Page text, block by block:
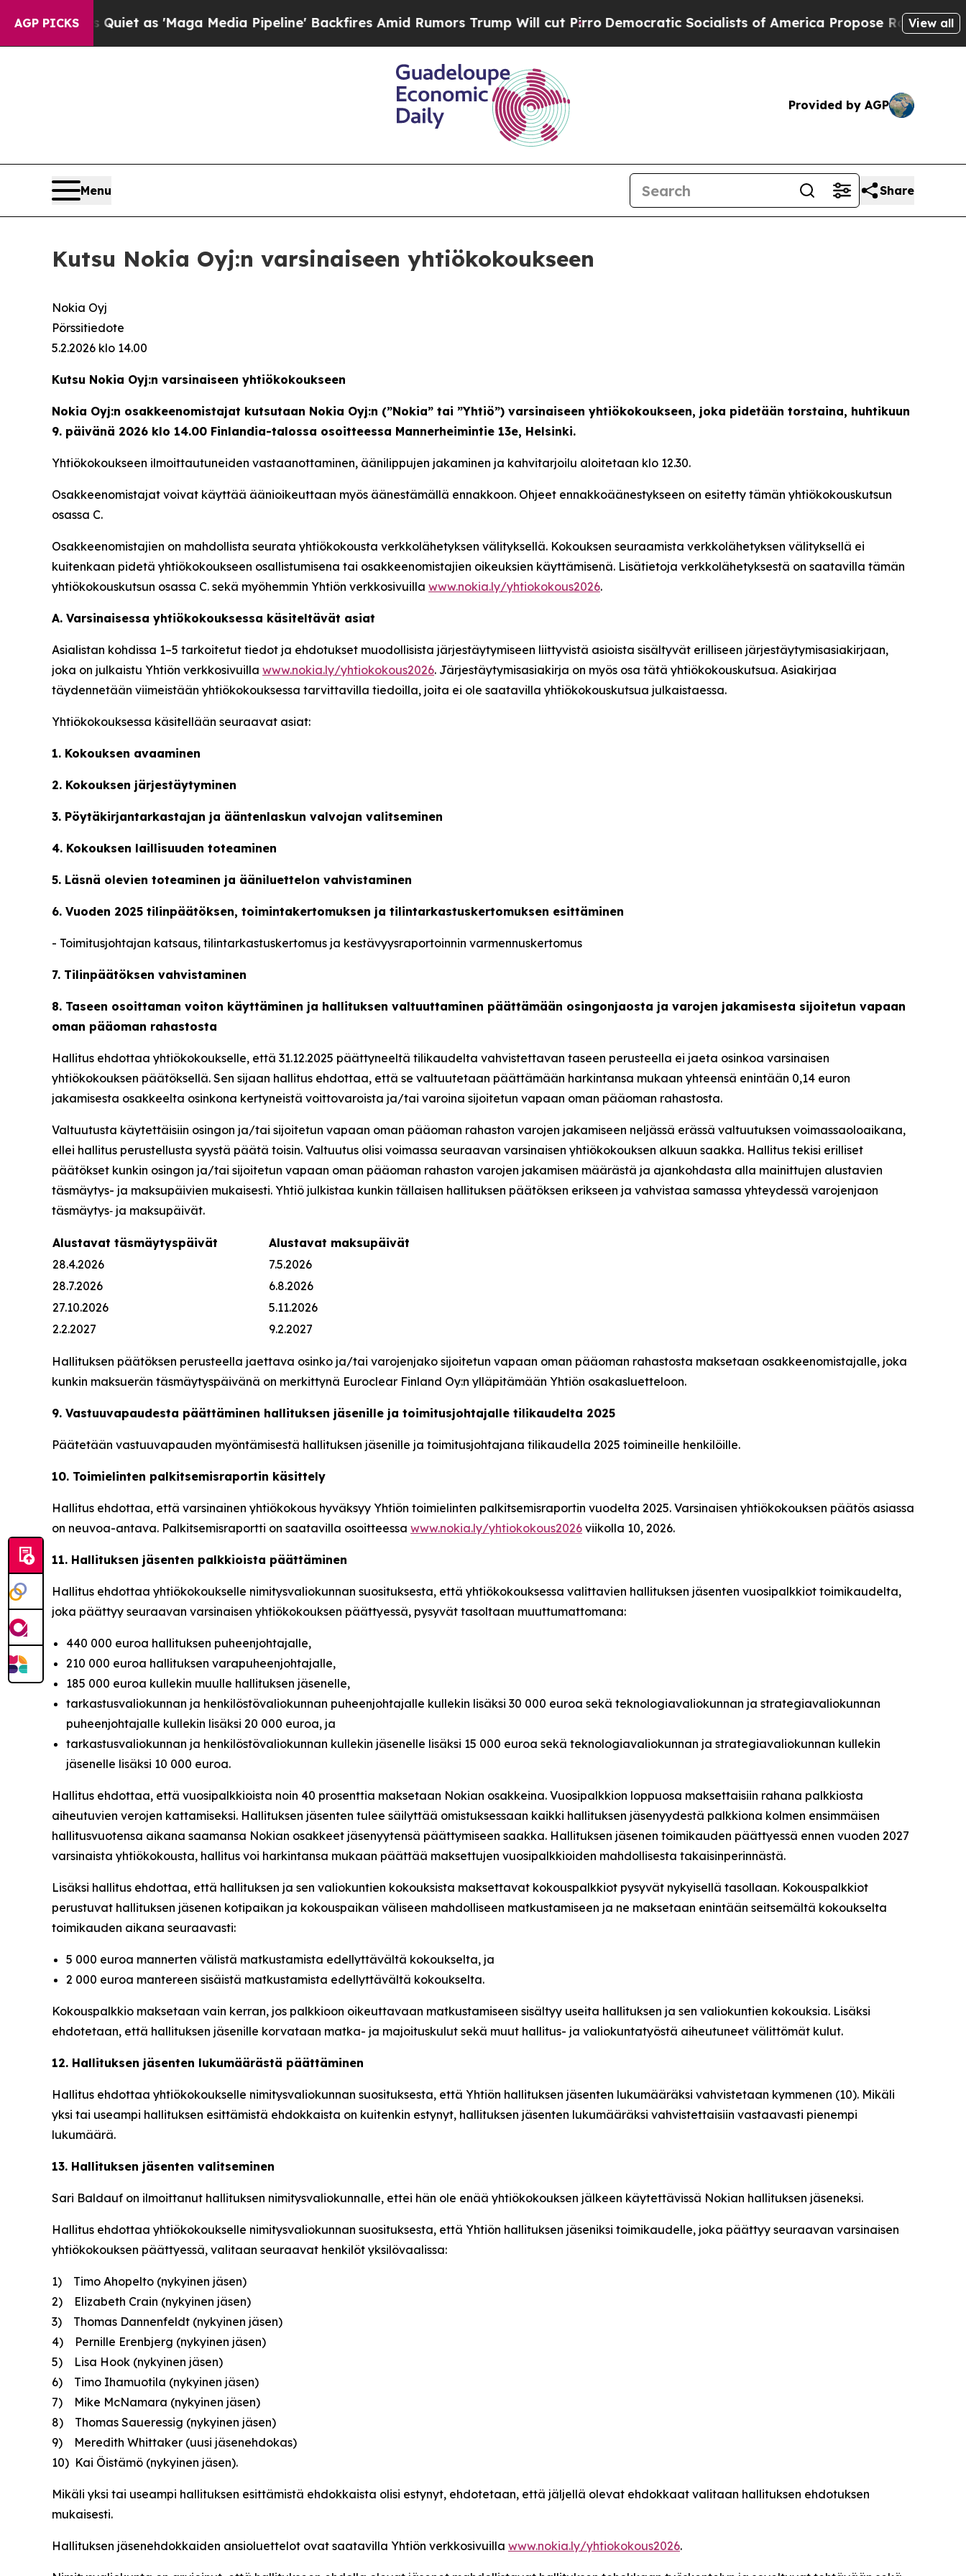
AGP PICKS
Quiet as 'Maga Media Pipeline' Backfires Amid Rumors Trump Will cut PirroDemocratic Socialists of America Propose Radical Overhaul of US
View all
Provided by AGP
Menu Share
Kutsu Nokia Oyj:n varsinaiseen yhtiökokoukseen
Nokia Oyj
Pörssitiedote
5.2.2026 klo 14.00
Kutsu Nokia Oyj:n varsinaiseen yhtiökokoukseen
Nokia Oyj:n osakkeenomistajat kutsutaan Nokia Oyj:n (”Nokia” tai ”Yhtiö”) varsinaiseen yhtiökokoukseen, joka pidetään torstaina, huhtikuun
9. päivänä 2026 klo 14.00 Finlandia-talossa osoitteessa Mannerheimintie 13e, Helsinki.
Yhtiökokoukseen ilmoittautuneiden vastaanottaminen, äänilippujen jakaminen ja kahvitarjoilu aloitetaan klo 12.30.
Osakkeenomistajat voivat käyttää äänioikeuttaan myös äänestämällä ennakkoon. Ohjeet ennakkoäänestykseen on esitetty tämän yhtiökokouskutsun
osassa C.
Osakkeenomistajien on mahdollista seurata yhtiökokousta verkkolähetyksen välityksellä. Kokouksen seuraamista verkkolähetyksen välityksellä ei
kuitenkaan pidetä yhtiökokoukseen osallistumisena tai osakkeenomistajien oikeuksien käyttämisenä. Lisätietoja verkkolähetyksestä on saatavilla tämän
yhtiökokouskutsun osassa C. sekä myöhemmin Yhtiön verkkosivuilla www.nokia.ly/yhtiokokous2026.
A. Varsinaisessa yhtiökokouksessa käsiteltävät asiat
Asialistan kohdissa 1–5 tarkoitetut tiedot ja ehdotukset muodollisista järjestäytymiseen liittyvistä asioista sisältyvät erilliseen järjestäytymisasiakirjaan,
joka on julkaistu Yhtiön verkkosivuilla www.nokia.ly/yhtiokokous2026. Järjestäytymisasiakirja on myös osa tätä yhtiökokouskutsua. Asiakirjaa
täydennetään viimeistään yhtiökokouksessa tarvittavilla tiedoilla, joita ei ole saatavilla yhtiökokouskutsua julkaistaessa.
Yhtiökokouksessa käsitellään seuraavat asiat:
1. Kokouksen avaaminen
2. Kokouksen järjestäytyminen
3. Pöytäkirjantarkastajan ja ääntenlaskun valvojan valitseminen
4. Kokouksen laillisuuden toteaminen
5. Läsnä olevien toteaminen ja ääniluettelon vahvistaminen
6. Vuoden 2025 tilinpäätöksen, toimintakertomuksen ja tilintarkastuskertomuksen esittäminen
- Toimitusjohtajan katsaus, tilintarkastuskertomus ja kestävyysraportoinnin varmennuskertomus
7. Tilinpäätöksen vahvistaminen
8. Taseen osoittaman voiton käyttäminen ja hallituksen valtuuttaminen päättämään osingonjaosta ja varojen jakamisesta sijoitetun vapaan
oman pääoman rahastosta
Hallitus ehdottaa yhtiökokoukselle, että 31.12.2025 päättyneeltä tilikaudelta vahvistettavan taseen perusteella ei jaeta osinkoa varsinaisen
yhtiökokouksen päätöksellä. Sen sijaan hallitus ehdottaa, että se valtuutetaan päättämään harkintansa mukaan yhteensä enintään 0,14 euron
jakamisesta osakkeelta osinkona kertyneistä voittovaroista ja/tai varoina sijoitetun vapaan oman pääoman rahastosta.
Valtuutusta käytettäisiin osingon ja/tai sijoitetun vapaan oman pääoman rahaston varojen jakamiseen neljässä erässä valtuutuksen voimassaoloaikana,
ellei hallitus perustellusta syystä päätä toisin. Valtuutus olisi voimassa seuraavan varsinaisen yhtiökokouksen alkuun saakka. Hallitus tekisi erilliset
päätökset kunkin osingon ja/tai sijoitetun vapaan oman pääoman rahaston varojen jakamisen määrästä ja ajankohdasta alla mainittujen alustavien
täsmäytys- ja maksupäivien mukaisesti. Yhtiö julkistaa kunkin tällaisen hallituksen päätöksen erikseen ja vahvistaa samassa yhteydessä varojenjaon
täsmäytys‑ ja maksupäivät.
Alustavat täsmäytyspäivät
Alustavat maksupäivät
28.4.2026
7.5.2026
28.7.2026
6.8.2026
27.10.2026
5.11.2026
2.2.2027
9.2.2027
Hallituksen päätöksen perusteella jaettava osinko ja/tai varojenjako sijoitetun vapaan oman pääoman rahastosta maksetaan osakkeenomistajalle, joka
kunkin maksuerän täsmäytyspäivänä on merkittynä Euroclear Finland Oy:n ylläpitämään Yhtiön osakasluetteloon.
9. Vastuuvapaudesta päättäminen hallituksen jäsenille ja toimitusjohtajalle tilikaudelta 2025
Päätetään vastuuvapauden myöntämisestä hallituksen jäsenille ja toimitusjohtajana tilikaudella 2025 toimineille henkilöille.
10. Toimielinten palkitsemisraportin käsittely
Hallitus ehdottaa, että varsinainen yhtiökokous hyväksyy Yhtiön toimielinten palkitsemisraportin vuodelta 2025. Varsinaisen yhtiökokouksen päätös asiassa
on neuvoa-antava. Palkitsemisraportti on saatavilla osoitteessa www.nokia.ly/yhtiokokous2026 viikolla 10, 2026.
11. Hallituksen jäsenten palkkioista päättäminen
Hallitus ehdottaa yhtiökokoukselle nimitysvaliokunnan suosituksesta, että yhtiökokouksessa valittavien hallituksen jäsenten vuosipalkkiot toimikaudelta,
joka päättyy seuraavan varsinaisen yhtiökokouksen päättyessä, pysyvät tasoltaan muuttumattomana:
440 000 euroa hallituksen puheenjohtajalle,
210 000 euroa hallituksen varapuheenjohtajalle,
185 000 euroa kullekin muulle hallituksen jäsenelle,
tarkastusvaliokunnan ja henkilöstövaliokunnan puheenjohtajalle kullekin lisäksi 30 000 euroa sekä teknologiavaliokunnan ja strategiavaliokunnan
puheenjohtajalle kullekin lisäksi 20 000 euroa, ja
tarkastusvaliokunnan ja henkilöstövaliokunnan kullekin jäsenelle lisäksi 15 000 euroa sekä teknologiavaliokunnan ja strategiavaliokunnan kullekin
jäsenelle lisäksi 10 000 euroa.
Hallitus ehdottaa, että vuosipalkkioista noin 40 prosenttia maksetaan Nokian osakkeina. Vuosipalkkion loppuosa maksettaisiin rahana palkkiosta
aiheutuvien verojen kattamiseksi. Hallituksen jäsenten tulee säilyttää omistuksessaan kaikki hallituksen jäsenyydestä palkkiona kolmen ensimmäisen
hallitusvuotensa aikana saamansa Nokian osakkeet jäsenyytensä päättymiseen saakka. Hallituksen jäsenen toimikauden päättyessä ennen vuoden 2027
varsinaista yhtiökokousta, hallitus voi harkintansa mukaan päättää maksettujen vuosipalkkioiden mahdollisesta takaisinperinnästä.
Lisäksi hallitus ehdottaa, että hallituksen ja sen valiokuntien kokouksista maksettavat kokouspalkkiot pysyvät nykyisellä tasollaan. Kokouspalkkiot
perustuvat hallituksen jäsenen kotipaikan ja kokouspaikan väliseen mahdolliseen matkustamiseen ja ne maksetaan enintään seitsemältä kokoukselta
toimikauden aikana seuraavasti:
5 000 euroa mannerten välistä matkustamista edellyttävältä kokoukselta, ja
2 000 euroa mantereen sisäistä matkustamista edellyttävältä kokoukselta.
Kokouspalkkio maksetaan vain kerran, jos palkkioon oikeuttavaan matkustamiseen sisältyy useita hallituksen ja sen valiokuntien kokouksia. Lisäksi
ehdotetaan, että hallituksen jäsenille korvataan matka- ja majoituskulut sekä muut hallitus- ja valiokuntatyöstä aiheutuneet välittömät kulut.
12. Hallituksen jäsenten lukumäärästä päättäminen
Hallitus ehdottaa yhtiökokoukselle nimitysvaliokunnan suosituksesta, että Yhtiön hallituksen jäsenten lukumääräksi vahvistetaan kymmenen (10). Mikäli
yksi tai useampi hallituksen esittämistä ehdokkaista on kuitenkin estynyt, hallituksen jäsenten lukumääräksi vahvistettaisiin vastaavasti pienempi
lukumäärä.
13. Hallituksen jäsenten valitseminen
Sari Baldauf on ilmoittanut hallituksen nimitysvaliokunnalle, ettei hän ole enää yhtiökokouksen jälkeen käytettävissä Nokian hallituksen jäseneksi.
Hallitus ehdottaa yhtiökokoukselle nimitysvaliokunnan suosituksesta, että Yhtiön hallituksen jäseniksi toimikaudelle, joka päättyy seuraavan varsinaisen
yhtiökokouksen päättyessä, valitaan seuraavat henkilöt yksilövaalissa:
1) Timo Ahopelto (nykyinen jäsen)
2) Elizabeth Crain (nykyinen jäsen)
3) Thomas Dannenfeldt (nykyinen jäsen)
4) Pernille Erenbjerg (nykyinen jäsen)
5) Lisa Hook (nykyinen jäsen)
6) Timo Ihamuotila (nykyinen jäsen)
7) Mike McNamara (nykyinen jäsen)
8) Thomas Saueressig (nykyinen jäsen)
9) Meredith Whittaker (uusi jäsenehdokas)
10) Kai Öistämö (nykyinen jäsen).
Mikäli yksi tai useampi hallituksen esittämistä ehdokkaista olisi estynyt, ehdotetaan, että jäljellä olevat ehdokkaat valitaan hallituksen ehdotuksen
mukaisesti.
Hallituksen jäsenehdokkaiden ansioluettelot ovat saatavilla Yhtiön verkkosivuilla www.nokia.ly/yhtiokokous2026.